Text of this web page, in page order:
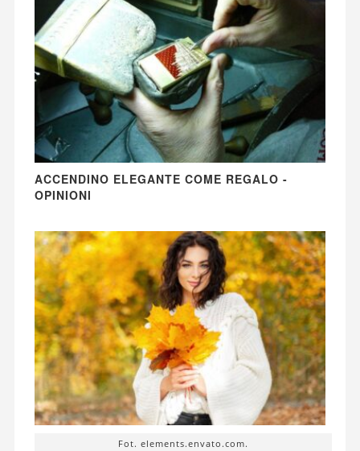
ACCENDINO ELEGANTE COME REGALO -
OPINIONI
Fot. elements.envato.com.